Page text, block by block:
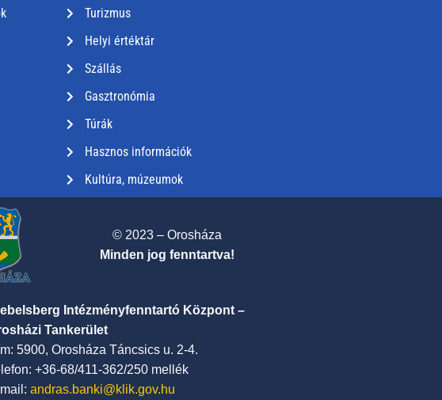
Turizmus
Helyi értéktár
Szállás
Gasztronómia
Túrák
Hasznos információk
Kultúra, múzeumok
© 2023 – Orosháza
Minden jog fenntartva!
Intézményfenntartó Központ –
Tankerület
5900, Orosháza Táncsics u. 2-4.
+36-68/411-362/250 mellék
andras.banki@klik.gov.hu